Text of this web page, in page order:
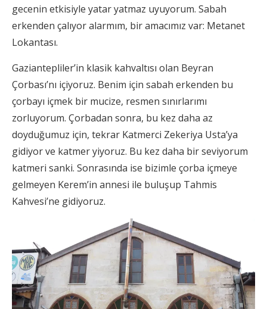
gecenin etkisiyle yatar yatmaz uyuyorum. Sabah
erkenden çalıyor alarmım, bir amacımız var: Metanet
Lokantası.
Gaziantepliler’in klasik kahvaltısı olan Beyran
Çorbası’nı içiyoruz. Benim için sabah erkenden bu
çorbayı içmek bir mucize, resmen sınırlarımı
zorluyorum. Çorbadan sonra, bu kez daha az
doyduğumuz için, tekrar Katmerci Zekeriya Usta’ya
gidiyor ve katmer yiyoruz. Bu kez daha bir seviyorum
katmeri sanki. Sonrasında ise bizimle çorba içmeye
gelmeyen Kerem’in annesi ile buluşup Tahmis
Kahvesi’ne gidiyoruz.